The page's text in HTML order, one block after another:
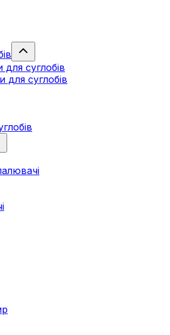
для суглобів
для суглобів